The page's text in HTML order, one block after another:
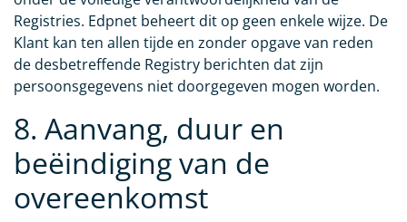
Registries. Edpnet beheert dit op geen enkele wijze. De
Klant kan ten allen tijde en zonder opgave van reden
de desbetreffende Registry berichten dat zijn
persoonsgegevens niet doorgegeven mogen worden.
8. Aanvang, duur en
beëindiging van de
overeenkomst